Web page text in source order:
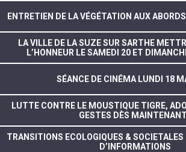
ENTRETIEN DE LA VÉGÉTATION AUX
LA VILLE DE LA SUZE SUR SARTHE
L’HONNEUR LE SAMEDI 20 ET
SÉANCE DE CINÉMA LUNDI 18
LUTTE CONTRE LE MOUSTIQUE TIGRE,
GESTES DÈS
TRANSITIONS ECOLOGIQUES &
D’INFORMATIONS